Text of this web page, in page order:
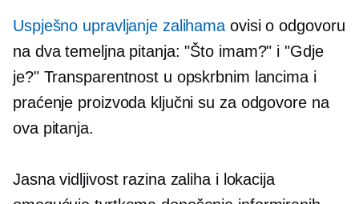
Uspješno upravljanje zalihama ovisi o odgovoru
na dva temeljna pitanja: "Što imam?" i "Gdje
je?" Transparentnost u opskrbnim lancima i
praćenje proizvoda ključni su za odgovore na
ova pitanja.
Jasna vidljivost razina zaliha i lokacija